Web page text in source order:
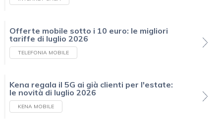
Offerte mobile sotto i 10 euro: le migliori
tariffe di luglio 2026
TELEFONIA MOBILE
Kena regala il 5G ai già clienti per l'estate:
le novità di luglio 2026
KENA MOBILE